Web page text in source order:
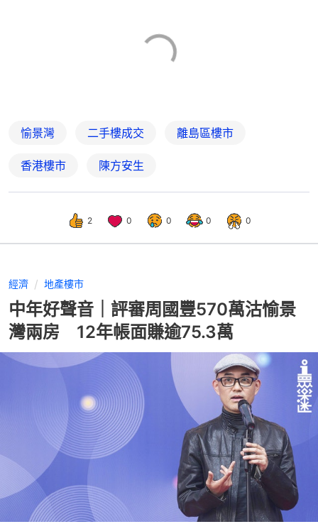
愉景灣 二手樓成交 離島區樓市
香港樓市 陳方安生
2 0 0 0 0
經濟 地產樓市
中年好聲音｜評審周國豐570萬沽愉景
灣兩房 12年帳面賺逾75.3萬